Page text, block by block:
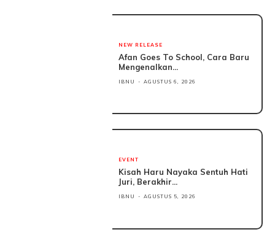
NEW RELEASE
Afan Goes To School, Cara Baru
Mengenalkan...
IBNU - AGUSTUS 6, 2026
EVENT
Kisah Haru Nayaka Sentuh Hati
Juri, Berakhir...
IBNU - AGUSTUS 5, 2026